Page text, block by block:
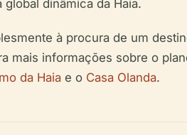
dinâmica da Haia.
à procura de um
mais informações sobre o
da Haia e o Casa Olanda.